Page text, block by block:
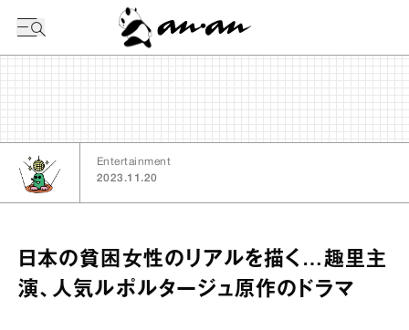
Entertainment
2023.11.20
日本の貧困女性のリアルを描く…趣里主
演、人気ルポルタージュ原作のドラマ